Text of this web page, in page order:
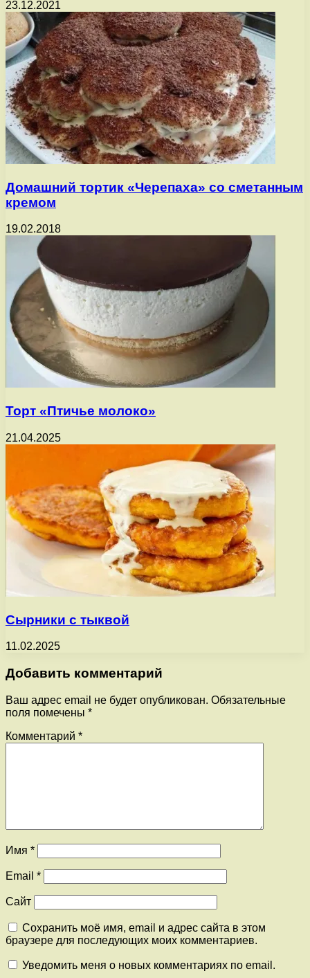
23.12.2021
Домашний тортик «Черепаха» со сметанным
кремом
19.02.2018
Торт «Птичье молоко»
21.04.2025
Сырники с тыквой
11.02.2025
Добавить комментарий
Ваш адрес email не будет опубликован. Обязательные
поля помечены *
Комментарий *
Имя *
Email *
Сайт
Сохранить моё имя, email и адрес сайта в этом
браузере для последующих моих комментариев.
Уведомить меня о новых комментариях по email.